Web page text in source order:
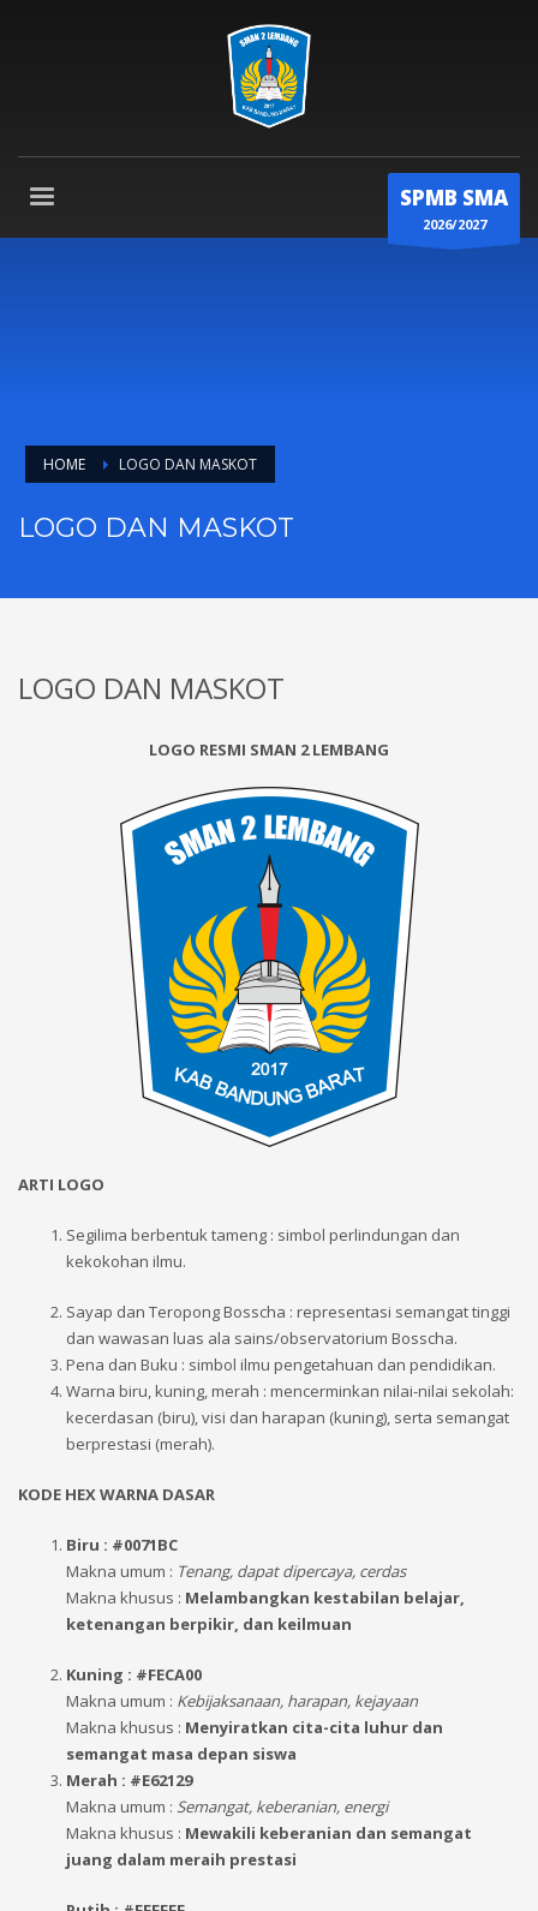
SPMB SMA
2026/2027
HOME LOGO DAN MASKOT
LOGO DAN MASKOT
LOGO DAN MASKOT
LOGO RESMI SMAN 2 LEMBANG
ARTI LOGO
Segilima berbentuk tameng : simbol perlindungan dan
kekokohan ilmu.
Sayap dan Teropong Bosscha : representasi semangat tinggi
dan wawasan luas ala sains/observatorium Bosscha.
Pena dan Buku : simbol ilmu pengetahuan dan pendidikan.
Warna biru, kuning, merah : mencerminkan nilai-nilai sekolah:
kecerdasan (biru), visi dan harapan (kuning), serta semangat
berprestasi (merah).
KODE HEX WARNA DASAR
Biru : #0071BC
Makna umum : Tenang, dapat dipercaya, cerdas
Makna khusus : Melambangkan kestabilan belajar,
ketenangan berpikir, dan keilmuan
Kuning : #FECA00
Makna umum : Kebijaksanaan, harapan, kejayaan
Makna khusus : Menyiratkan cita-cita luhur dan
semangat masa depan siswa
Merah : #E62129
Makna umum : Semangat, keberanian, energi
Makna khusus : Mewakili keberanian dan semangat
juang dalam meraih prestasi